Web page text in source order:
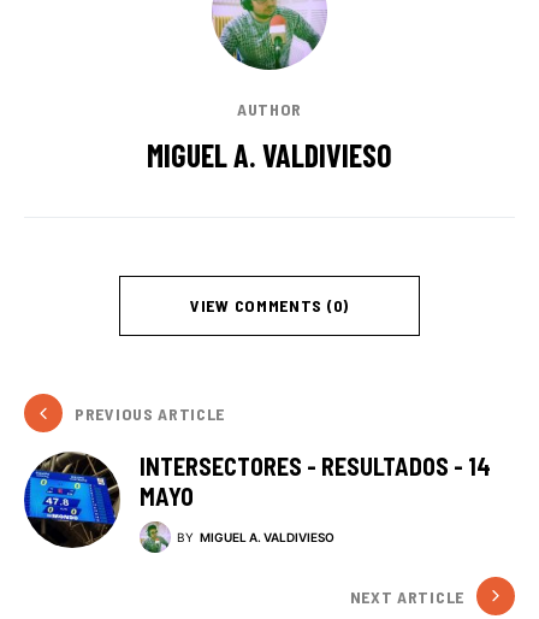
AUTHOR
MIGUEL A. VALDIVIESO
VIEW COMMENTS (0)
PREVIOUS ARTICLE
INTERSECTORES - RESULTADOS - 14
MAYO
BY MIGUEL A. VALDIVIESO
NEXT ARTICLE